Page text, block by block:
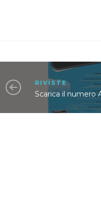
RIVISTE
Scarica il numero